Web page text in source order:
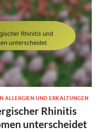
ALLERGIEN UND ERKÄLTUNGEN
Rhinitis
unterscheidet